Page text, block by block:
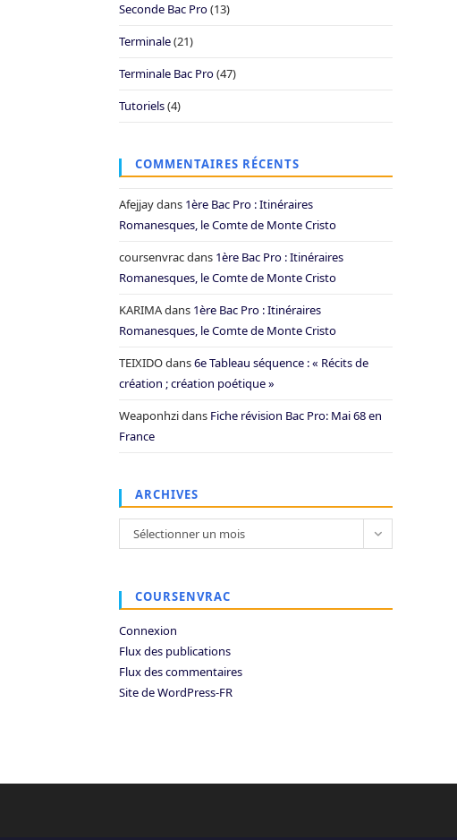
Seconde Bac Pro(13)
Terminale(21)
Terminale Bac Pro(47)
Tutoriels(4)
COMMENTAIRES RÉCENTS
Afejjaydans 1ère Bac Pro : Itinéraires
Romanesques, le Comte de Monte Cristo
coursenvracdans 1ère Bac Pro : Itinéraires
Romanesques, le Comte de Monte Cristo
KARIMAdans 1ère Bac Pro : Itinéraires
Romanesques, le Comte de Monte Cristo
TEIXIDOdans6e Tableau séquence : « Récits de
création ; création poétique »
Weaponhzidans Fiche révision Bac Pro: Mai 68 en
France
ARCHIVES
Archives
Sélectionner un mois
COURSENVRAC
Connexion
Flux des publications
Flux des commentaires
Site de WordPress-FR